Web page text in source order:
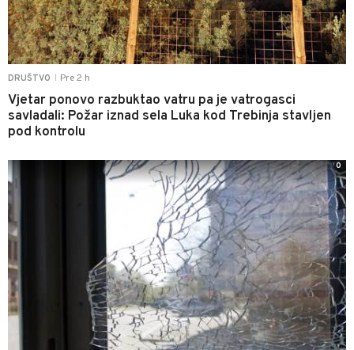
DRUŠTVO Pre 2 h
Vjetar ponovo razbuktao vatru pa je vatrogasci
savladali: Požar iznad sela Luka kod Trebinja stavljen
pod kontrolu
0